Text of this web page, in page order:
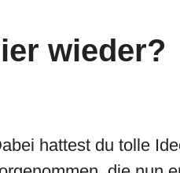
wieder?
hattest du tolle